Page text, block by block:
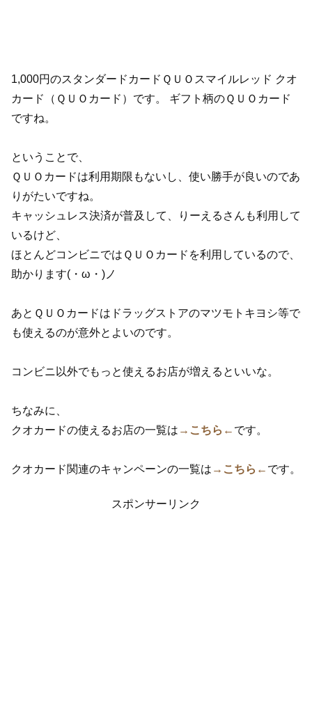
1,000円のスタンダードカードＱＵＯスマイルレッド クオ
カード（ＱＵＯカード）です。 ギフト柄のＱＵＯカード
ですね。
ということで、
ＱＵＯカードは利用期限もないし、使い勝手が良いのであ
りがたいですね。
キャッシュレス決済が普及して、りーえるさんも利用して
いるけど、
ほとんどコンビニではＱＵＯカードを利用しているので、
助かります(・ω・)ノ
あとＱＵＯカードはドラッグストアのマツモトキヨシ等で
も使えるのが意外とよいのです。
コンビニ以外でもっと使えるお店が増えるといいな。
ちなみに、
クオカードの使えるお店の一覧は →こちら← です。
クオカード関連のキャンペーンの一覧は →こちら← です。
スポンサーリンク